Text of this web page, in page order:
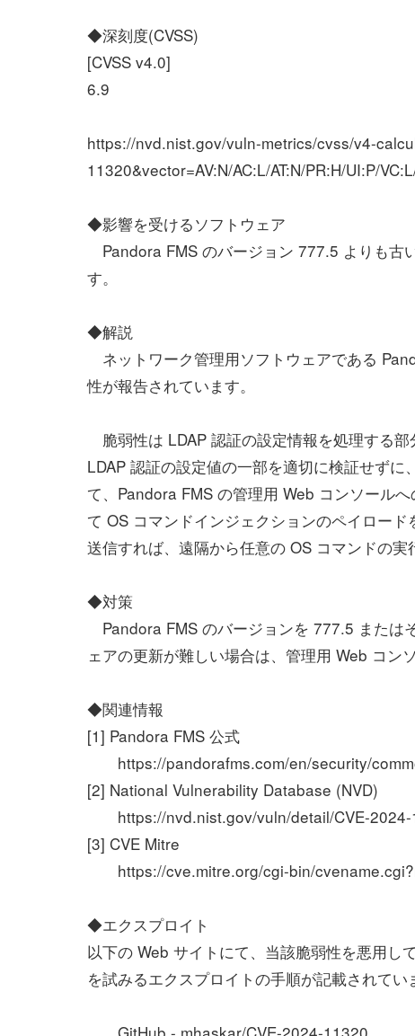
◆深刻度(CVSS)
[CVSS v4.0]
6.9
https://nvd.nist.gov/vuln-metrics/cvss/v4-
11320&vector=AV:N/AC:L/AT:N/PR:H/UI:P/
◆影響を受けるソフトウェア
Pandora FMS のバージョン 777.5 よりも古
す。
◆解説
ネットワーク管理用ソフトウェアである
性が報告されています。
脆弱性は LDAP 認証の設定情報を処理する部
LDAP 認証の設定値の一部を適切に検証せず
て、Pandora FMS の管理用 Web コンソール
て OS コマンドインジェクションのペイロー
送信すれば、遠隔から任意の OS コマンドの実
◆対策
Pandora FMS のバージョンを 777.5 または
ェアの更新が難しい場合は、管理用 Web コン
◆関連情報
[1] Pandora FMS 公式
https://pandorafms.com/en/security/
[2] National Vulnerability Database (NVD)
https://nvd.nist.gov/vuln/detail/CVE-2024-
[3] CVE Mitre
https://cve.mitre.org/cgi-bin/
◆エクスプロイト
以下の Web サイトにて、当該脆弱性を悪用し
を試みるエクスプロイトの手順が記載されてい